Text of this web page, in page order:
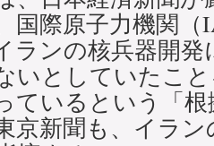
国際原子力機関
ランの核兵器開
いとしていたこ
ているという「
京新聞も、イラ